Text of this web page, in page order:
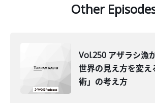
Other
Vol.250 アザラシ漁
世界の見え方を変え
術」の考え方